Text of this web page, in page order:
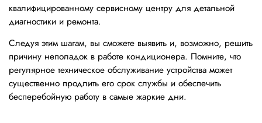
квалифицированному сервисному центру для детальной
диагностики и ремонта.
Следуя этим шагам, вы сможете выявить и, возможно, решить
причину неполадок в работе кондиционера. Помните, что
регулярное техническое обслуживание устройства может
существенно продлить его срок службы и обеспечить
бесперебойную работу в самые жаркие дни.